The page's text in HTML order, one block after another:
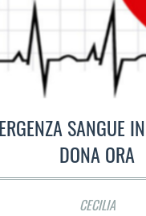
SANGUE
DONA ORA
CECILIA